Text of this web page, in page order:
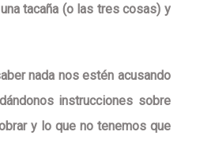
tacaña (o las tres cosas) y
nada nos estén acusando
dándonos instrucciones sobre
y lo que no tenemos que